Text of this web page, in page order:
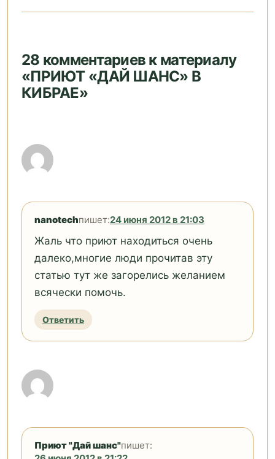
28 комментариев к материалу
«ПРИЮТ «ДАЙ ШАНС» В
КИБРАЕ»
nanotechпишет:24 июня 2012 в 21:03
Жаль что приют находиться очень
далеко,многие люди прочитав эту
статью тут же загорелись желанием
всячески помочь.
Ответить
Приют "Дай шанс"пишет: